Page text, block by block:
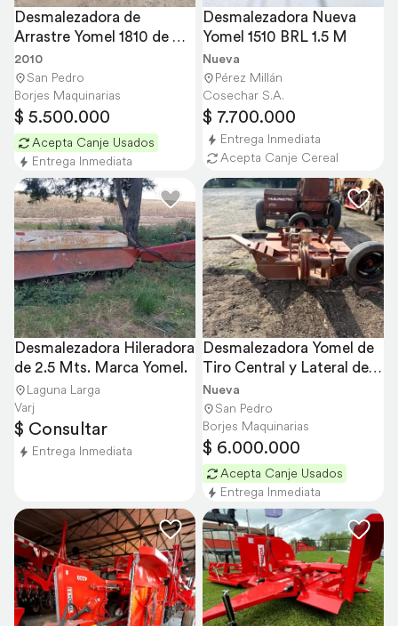
Desmalezadora de
Arrastre Yomel 1810 de
1,75 de Corte
2010
San Pedro
Borjes Maquinarias
$ 5.500.000
Acepta Canje Usados
Entrega Inmediata
Desmalezadora Nueva
Yomel 1510 BRL 1.5 M
Nueva
Pérez Millán
Cosechar S.A.
$ 7.700.000
Entrega Inmediata
Acepta Canje Cereal
Desmalezadora Hileradora
de 2.5 Mts. Marca Yomel.
Laguna Larga
Varj
$ Consultar
Entrega Inmediata
Desmalezadora Yomel de
Tiro Central y Lateral de
Arrastre
Nueva
San Pedro
Borjes Maquinarias
$ 6.000.000
Acepta Canje Usados
Entrega Inmediata